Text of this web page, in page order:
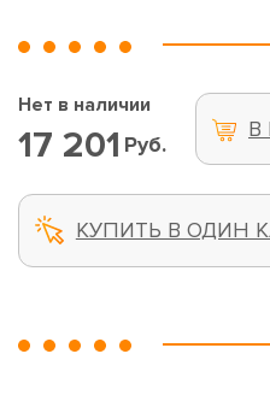
Нет в наличии
17 201 Руб.
В
КУПИТЬ В ОДИН